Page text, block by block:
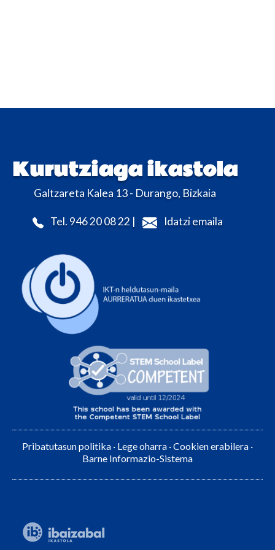
Kurutziaga ikastola
Galtzareta Kalea 13 - Durango, Bizkaia
Tel. 946 20 08 22 | Idatzi emaila
Pribatutasun politika · Lege oharra ·Cookien erabilera ·
Barne Informazio-Sistema